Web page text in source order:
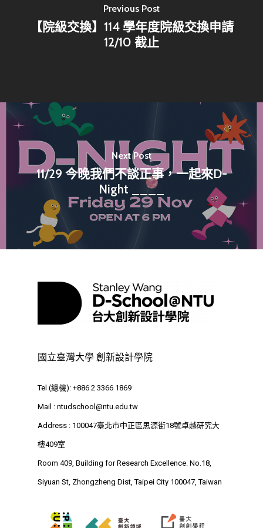
Previous Post
【院級交換】114 學年度院級交換申請
12/10 截止
Next Post
11/29 今晚我們不談正事，一起來D-
Night ____
國立臺灣大學 創新設計學院
Tel (總機): +886 2 3366 1869
Mail : ntudschool@ntu.edu.tw
Address : 100047臺北市中正區思源街18號卓越研究大
樓409室
Room 409, Building for Research Excellence. No.18,
Siyuan St, Zhongzheng Dist, Taipei City 100047, Taiwan